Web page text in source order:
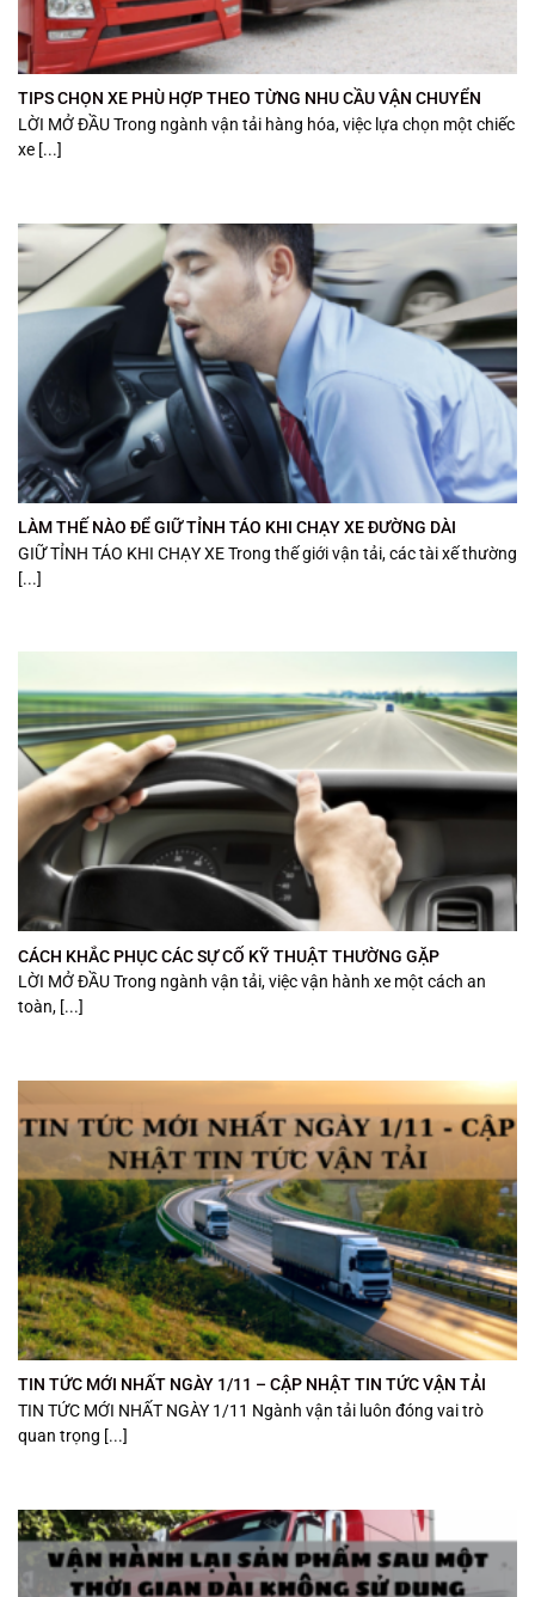
TIPS CHỌN XE PHÙ HỢP THEO TỪNG NHU CẦU VẬN CHUYỂN
LỜI MỞ ĐẦU Trong ngành vận tải hàng hóa, việc lựa chọn một chiếc
xe [...]
LÀM THẾ NÀO ĐỂ GIỮ TỈNH TÁO KHI CHẠY XE ĐƯỜNG DÀI
GIỮ TỈNH TÁO KHI CHẠY XE Trong thế giới vận tải, các tài xế thường
[...]
CÁCH KHẮC PHỤC CÁC SỰ CỐ KỸ THUẬT THƯỜNG GẶP
LỜI MỞ ĐẦU Trong ngành vận tải, việc vận hành xe một cách an
toàn, [...]
TIN TỨC MỚI NHẤT NGÀY 1/11 – CẬP NHẬT TIN TỨC VẬN TẢI
TIN TỨC MỚI NHẤT NGÀY 1/11 Ngành vận tải luôn đóng vai trò
quan trọng [...]